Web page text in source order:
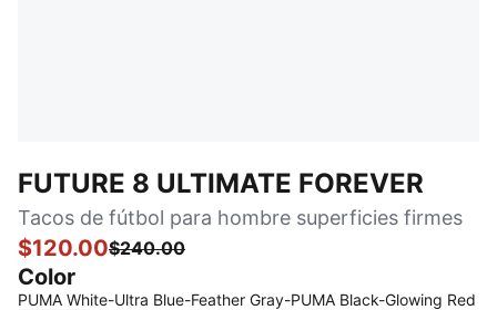
FUTURE 8 ULTIMATE FOREVER
Tacos de fútbol para hombre superficies firmes
$120.00$240.00
Color
PUMA White-Ultra Blue-Feather Gray-PUMA Black-Glowing Red